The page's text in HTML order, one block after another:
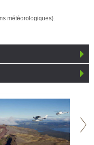
météorologiques).